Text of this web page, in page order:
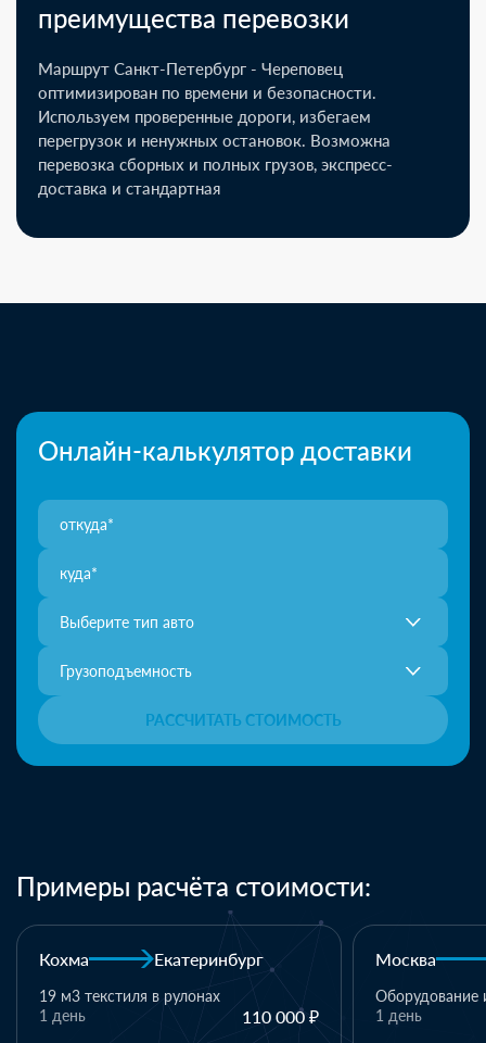
преимущества перевозки
Маршрут Санкт-Петербург - Череповец
оптимизирован по времени и безопасности.
Используем проверенные дороги, избегаем
перегрузок и ненужных остановок. Возможна
перевозка сборных и полных грузов, экспресс-
доставка и стандартная
Онлайн-калькулятор доставки
Выберите тип авто
Грузоподъемность
РАССЧИТАТЬ СТОИМОСТЬ
Примеры расчёта стоимости:
Москва Казань
Оборудование и комплектующие
110 000 ₽
1 день
Казань
1 паллет -